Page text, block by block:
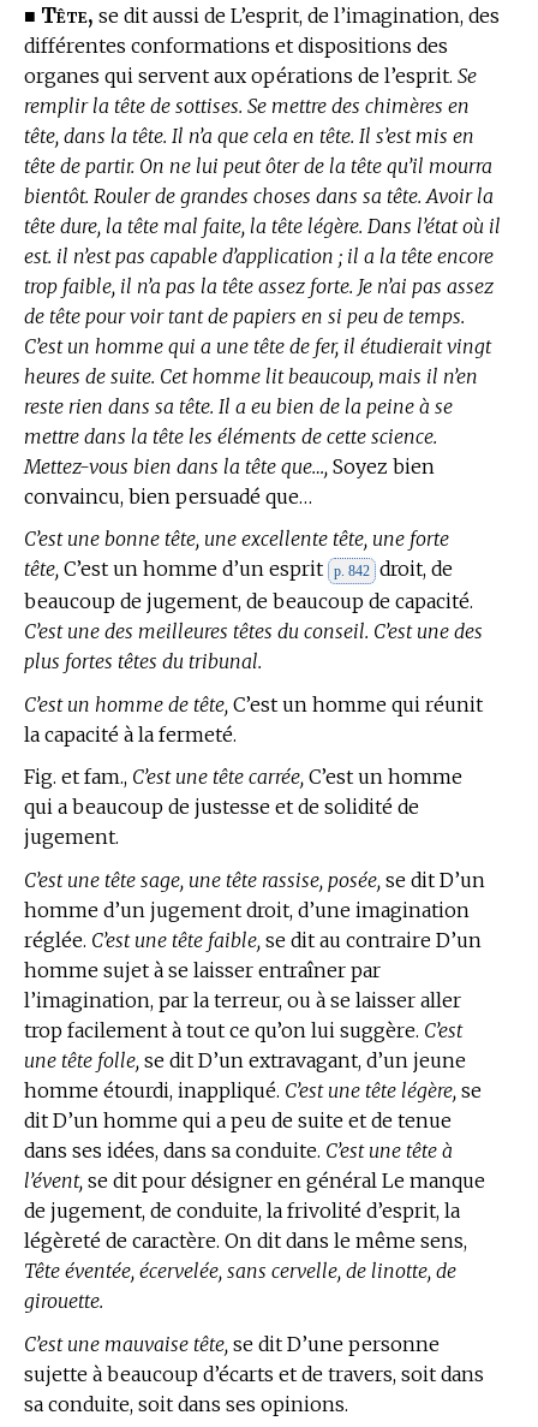
■ Tête, se dit aussi de L’esprit, de l’imagination, des
différentes conformations et dispositions des
organes qui servent aux opérations de l’esprit. Se
remplir la tête de sottises. Se mettre des chimères en
tête, dans la tête. Il n’a que cela en tête. Il s’est mis en
tête de partir. On ne lui peut ôter de la tête qu’il mourra
bientôt. Rouler de grandes choses dans sa tête. Avoir la
tête dure, la tête mal faite, la tête légère. Dans l’état où il
est. il n’est pas capable d’application ; il a la tête encore
trop faible, il n’a pas la tête assez forte. Je n’ai pas assez
de tête pour voir tant de papiers en si peu de temps.
C’est un homme qui a une tête de fer, il étudierait vingt
heures de suite. Cet homme lit beaucoup, mais il n’en
reste rien dans sa tête. Il a eu bien de la peine à se
mettre dans la tête les éléments de cette science.
Mettez-vous bien dans la tête que…, Soyez bien
convaincu, bien persuadé que…
C’est une bonne tête, une excellente tête, une forte
tête, C’est un homme d’un esprit p. 842 droit, de
beaucoup de jugement, de beaucoup de capacité.
C’est une des meilleures têtes du conseil. C’est une des
plus fortes têtes du tribunal.
C’est un homme de tête, C’est un homme qui réunit
la capacité à la fermeté.
Fig. et fam., C’est une tête carrée, C’est un homme
qui a beaucoup de justesse et de solidité de
jugement.
C’est une tête sage, une tête rassise, posée, se dit D’un
homme d’un jugement droit, d’une imagination
réglée. C’est une tête faible, se dit au contraire D’un
homme sujet à se laisser entraîner par
l’imagination, par la terreur, ou à se laisser aller
trop facilement à tout ce qu’on lui suggère. C’est
une tête folle, se dit D’un extravagant, d’un jeune
homme étourdi, inappliqué. C’est une tête légère, se
dit D’un homme qui a peu de suite et de tenue
dans ses idées, dans sa conduite. C’est une tête à
l’évent, se dit pour désigner en général Le manque
de jugement, de conduite, la frivolité d’esprit, la
légèreté de caractère. On dit dans le même sens,
Tête éventée, écervelée, sans cervelle, de linotte, de
girouette.
C’est une mauvaise tête, se dit D’une personne
sujette à beaucoup d’écarts et de travers, soit dans
sa conduite, soit dans ses opinions.